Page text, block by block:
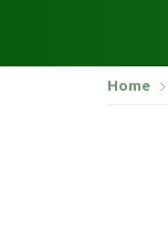
Home